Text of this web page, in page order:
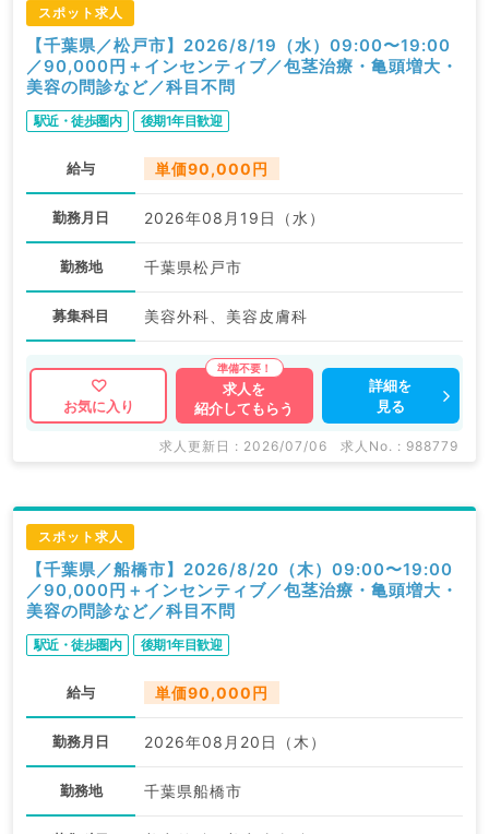
スポット求人
【千葉県／松戸市】2026/8/19（水）09:00〜19:00
／90,000円＋インセンティブ／包茎治療・亀頭増大・
美容の問診など／科目不問
駅近・徒歩圏内 後期1年目歓迎
給与 単価90,000円
勤務月日 2026年08月19日（水）
勤務地 千葉県松戸市
募集科目 美容外科、美容皮膚科
お気に入り
求人を
紹介してもらう
詳細を
見る
求人更新日 : 2026/07/06 求人No. : 988779
スポット求人
【千葉県／船橋市】2026/8/20（木）09:00〜19:00
／90,000円＋インセンティブ／包茎治療・亀頭増大・
美容の問診など／科目不問
駅近・徒歩圏内 後期1年目歓迎
給与 単価90,000円
勤務月日 2026年08月20日（木）
勤務地 千葉県船橋市